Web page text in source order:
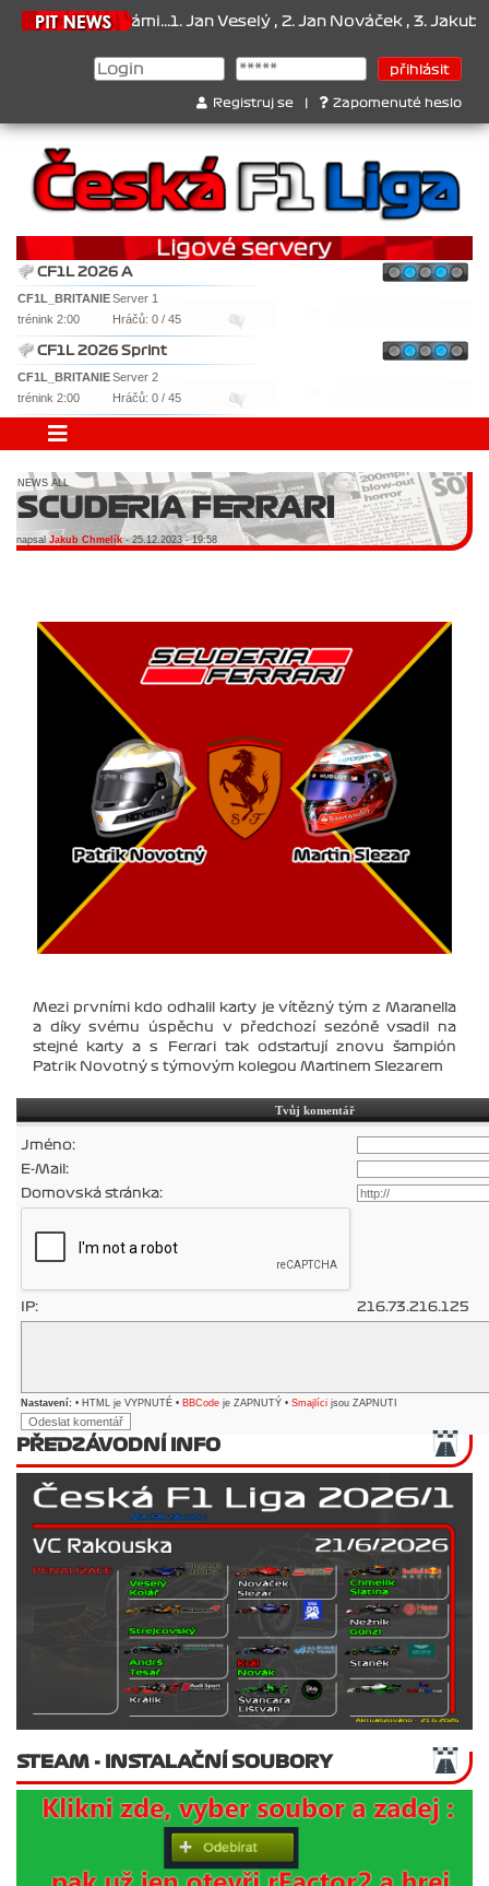
1 je za námi...1. Jan Veselý , 2. Jan Nováček , 3. Jakub
Registruj se Zapomenuté heslo
CF1L 2026 A
CF1L_BRITANIEServer 1
trénink 2:00
Hráčů: 0 / 45
CF1L 2026 Sprint
CF1L_BRITANIEServer 2
trénink 2:00
Hráčů: 0 / 45
NEWS ALL
SCUDERIA FERRARI
napsal Jakub Chmelík- 25.12.2023 - 19:58
Mezi prvními kdo odhalil karty je vítězný tým z Maranella
a díky svému úspěchu v předchozí sezóně vsadil na
stejné karty a s Ferrari tak odstartují znovu šampión
Patrik Novotný s týmovým kolegou Martinem Slezarem
Tvůj komentář
Jméno:
E-Mail:
Domovská stránka:
IP: 216.73.216.125
Nastavení: • HTML je VYPNUTÉ • BBCode je ZAPNUTÝ • Smajlíci jsou ZAPNUTI
PŘEDZÁVODNÍ INFO
STEAM - INSTALAČNÍ SOUBORY